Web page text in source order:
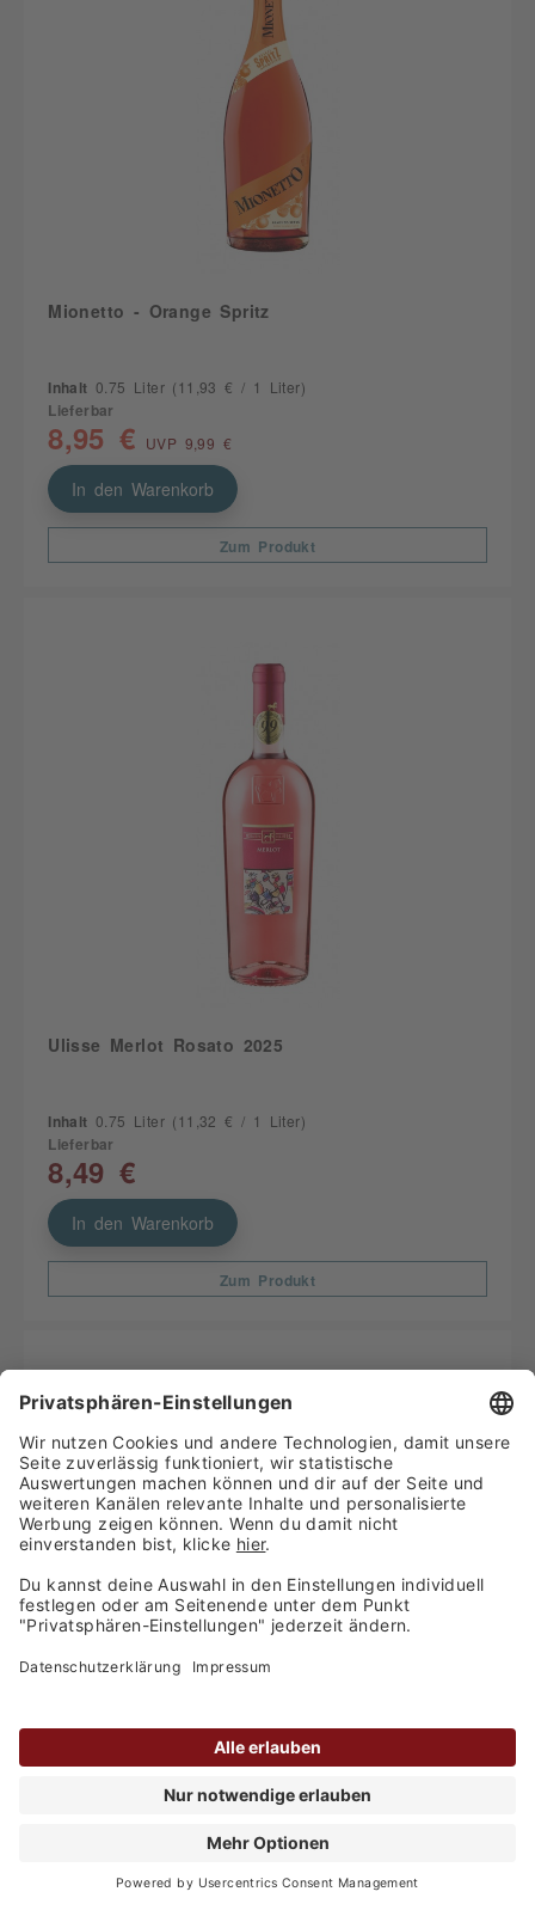
Mionetto - Orange Spritz
Inhalt 0.75 Liter (11,93 € / 1 Liter)
Lieferbar
8,95 € UVP 9,99 €
In den Warenkorb
Zum Produkt
Ulisse Merlot Rosato 2025
Inhalt 0.75 Liter (11,32 € / 1 Liter)
Lieferbar
8,49 €
In den Warenkorb
Zum Produkt
(7,05 € / 1 Liter)